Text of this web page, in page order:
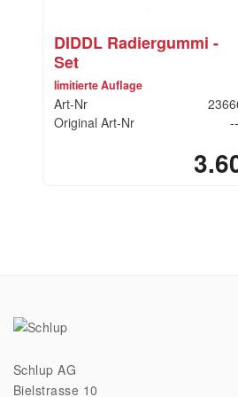
DIDDL Radiergummi -
Set
limitierte Auflage
Art-Nr
Original Art-Nr
Schlup AG
Bielstrasse 10